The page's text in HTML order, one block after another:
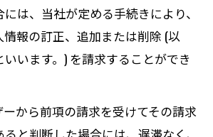
は、当社が定める手続きにより、
情報の訂正、追加または削除 (以
います。) を請求することができ
ーから前項の請求を受けてその請求